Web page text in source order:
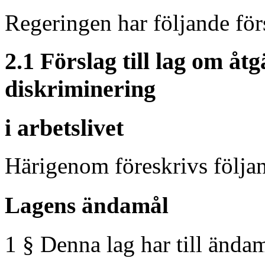
Regeringen har följande
2.1 Förslag till lag om
diskriminering
i arbetslivet
Härigenom föreskrivs
Lagens ändamål
1 § Denna lag har till